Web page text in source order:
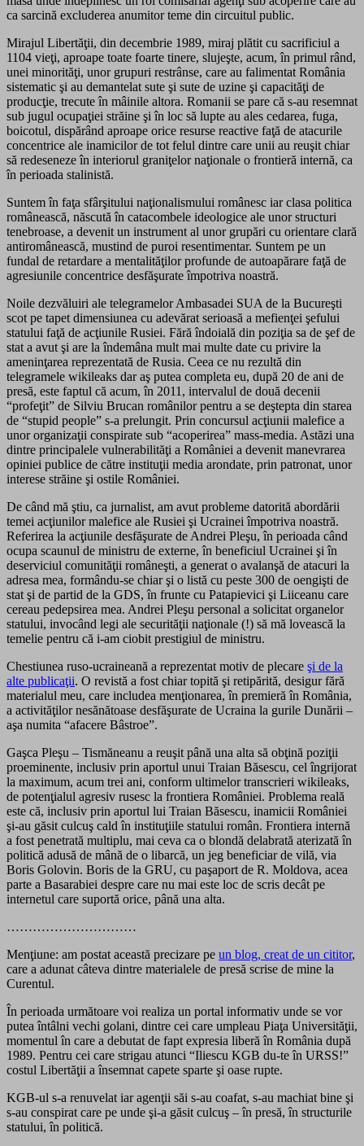
ca sarcină excluderea anumitor teme din circuitul public.
Mirajul Libertăţii, din decembrie 1989, miraj plătit cu sacrificiul a
1104 vieţi, aproape toate foarte tinere, slujeşte, acum, în primul rând,
unei minorităţi, unor grupuri restrânse, care au falimentat România
sistematic şi au demantelat sute şi sute de uzine şi capacităţi de
producţie, trecute în mâinile altora. Romanii se pare că s-au resemnat
sub jugul ocupaţiei străine şi în loc să lupte au ales cedarea, fuga,
boicotul, dispărând aproape orice resurse reactive faţă de atacurile
concentrice ale inamicilor de tot felul dintre care unii au reuşit chiar
să redeseneze în interiorul graniţelor naţionale o frontieră internă, ca
în perioada stalinistă.
Suntem în faţa sfârşitului naţionalismului românesc iar clasa politica
românească, născută în catacombele ideologice ale unor structuri
tenebroase, a devenit un instrument al unor grupări cu orientare clară
antiromânească, mustind de puroi resentimentar. Suntem pe un
fundal de retardare a mentalităţilor profunde de autoapărare faţă de
agresiunile concentrice desfăşurate împotriva noastră.
Noile dezvăluiri ale telegramelor Ambasadei SUA de la Bucureşti
scot pe tapet dimensiunea cu adevărat serioasă a mefienţei şefului
statului faţă de acţiunile Rusiei. Fără îndoială din poziţia sa de şef de
stat a avut şi are la îndemâna mult mai multe date cu privire la
ameninţarea reprezentată de Rusia. Ceea ce nu rezultă din
telegramele wikileaks dar aş putea completa eu, după 20 de ani de
presă, este faptul că acum, în 2011, intervalul de două decenii
“profeţit” de Silviu Brucan românilor pentru a se deştepta din starea
de “stupid people” s-a prelungit. Prin concursul acţiunii malefice a
unor organizaţii conspirate sub “acoperirea” mass-media. Astăzi una
dintre principalele vulnerabilităţi a României a devenit manevrarea
opiniei publice de către instituţii media arondate, prin patronat, unor
interese străine şi ostile României.
De când mă ştiu, ca jurnalist, am avut probleme datorită abordării
temei acţiunilor malefice ale Rusiei şi Ucrainei împotriva noastră.
Referirea la acţiunile desfăşurate de Andrei Pleşu, în perioada când
ocupa scaunul de ministru de externe, în beneficiul Ucrainei şi în
deserviciul comunităţii româneşti, a generat o avalanşă de atacuri la
adresa mea, formându-se chiar şi o listă cu peste 300 de oengişti de
stat şi de partid de la GDS, în frunte cu Patapievici şi Liiceanu care
cereau pedepsirea mea. Andrei Pleşu personal a solicitat organelor
statului, invocând legi ale securităţii naţionale (!) să mă lovească la
temelie pentru că i-am ciobit prestigiul de ministru.
Chestiunea ruso-ucraineană a reprezentat motiv de plecare şi de la
alte publicaţii. O revistă a fost chiar topită şi retipărită, desigur fără
materialul meu, care includea menţionarea, în premieră în România,
a activităţilor nesănătoase desfăşurate de Ucraina la gurile Dunării –
aşa numita “afacere Bâstroe”.
Gaşca Pleşu – Tismăneanu a reuşit până una alta să obţină poziţii
proeminente, inclusiv prin aportul unui Traian Băsescu, cel îngrijorat
la maximum, acum trei ani, conform ultimelor transcrieri wikileaks,
de potenţialul agresiv rusesc la frontiera României. Problema reală
este că, inclusiv prin aportul lui Traian Băsescu, inamicii României
şi-au găsit culcuş cald în instituţiile statului român. Frontiera internă
a fost penetrată multiplu, mai ceva ca o blondă delabrată aterizată în
politică adusă de mână de o libarcă, un jeg beneficiar de vilă, via
Boris Golovin. Boris de la GRU, cu paşaport de R. Moldova, acea
parte a Basarabiei despre care nu mai este loc de scris decât pe
internetul care suportă orice, până una alta.
…………………………
Menţiune: am postat această precizare pe un blog, creat de un cititor,
care a adunat câteva dintre materialele de presă scrise de mine la
Curentul.
În perioada următoare voi realiza un portal informativ unde se vor
putea întâlni vechi golani, dintre cei care umpleau Piaţa Universităţii,
momentul în care a debutat de fapt expresia liberă în România după
1989. Pentru cei care strigau atunci “Iliescu KGB du-te în URSS!”
costul Libertăţii a însemnat capete sparte şi oase rupte.
KGB-ul s-a renuvelat iar agenţii săi s-au coafat, s-au machiat bine şi
s-au conspirat care pe unde şi-a găsit culcuş – în presă, în structurile
statului, în politică.